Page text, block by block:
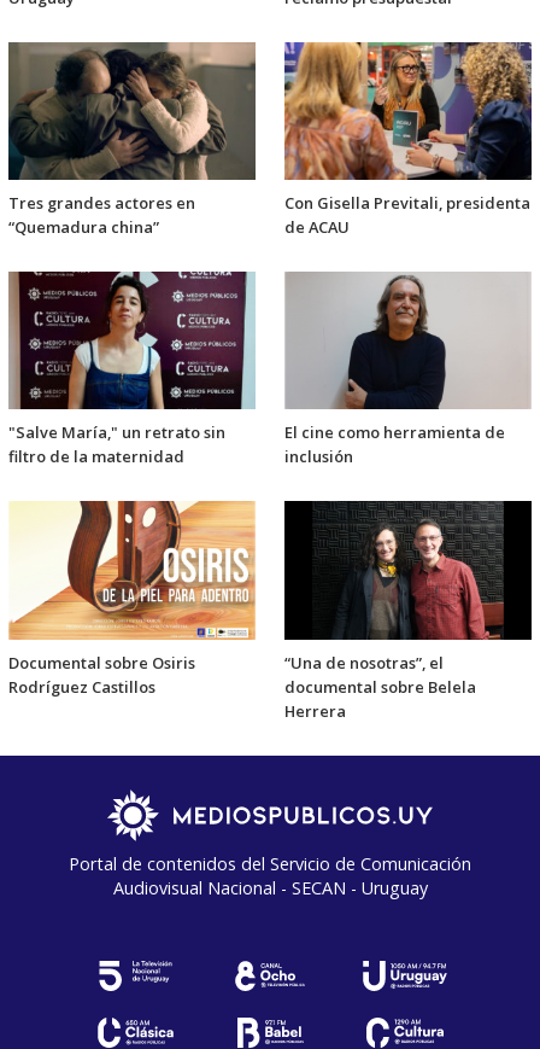
Tres grandes actores en
“Quemadura china”
Con Gisella Previtali, presidenta
de ACAU
"Salve María," un retrato sin
filtro de la maternidad
El cine como herramienta de
inclusión
Documental sobre Osiris
Rodríguez Castillos
“Una de nosotras”, el
documental sobre Belela
Herrera
Portal de contenidos del Servicio de Comunicación
Audiovisual Nacional - SECAN - Uruguay